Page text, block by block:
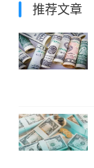
推荐文章